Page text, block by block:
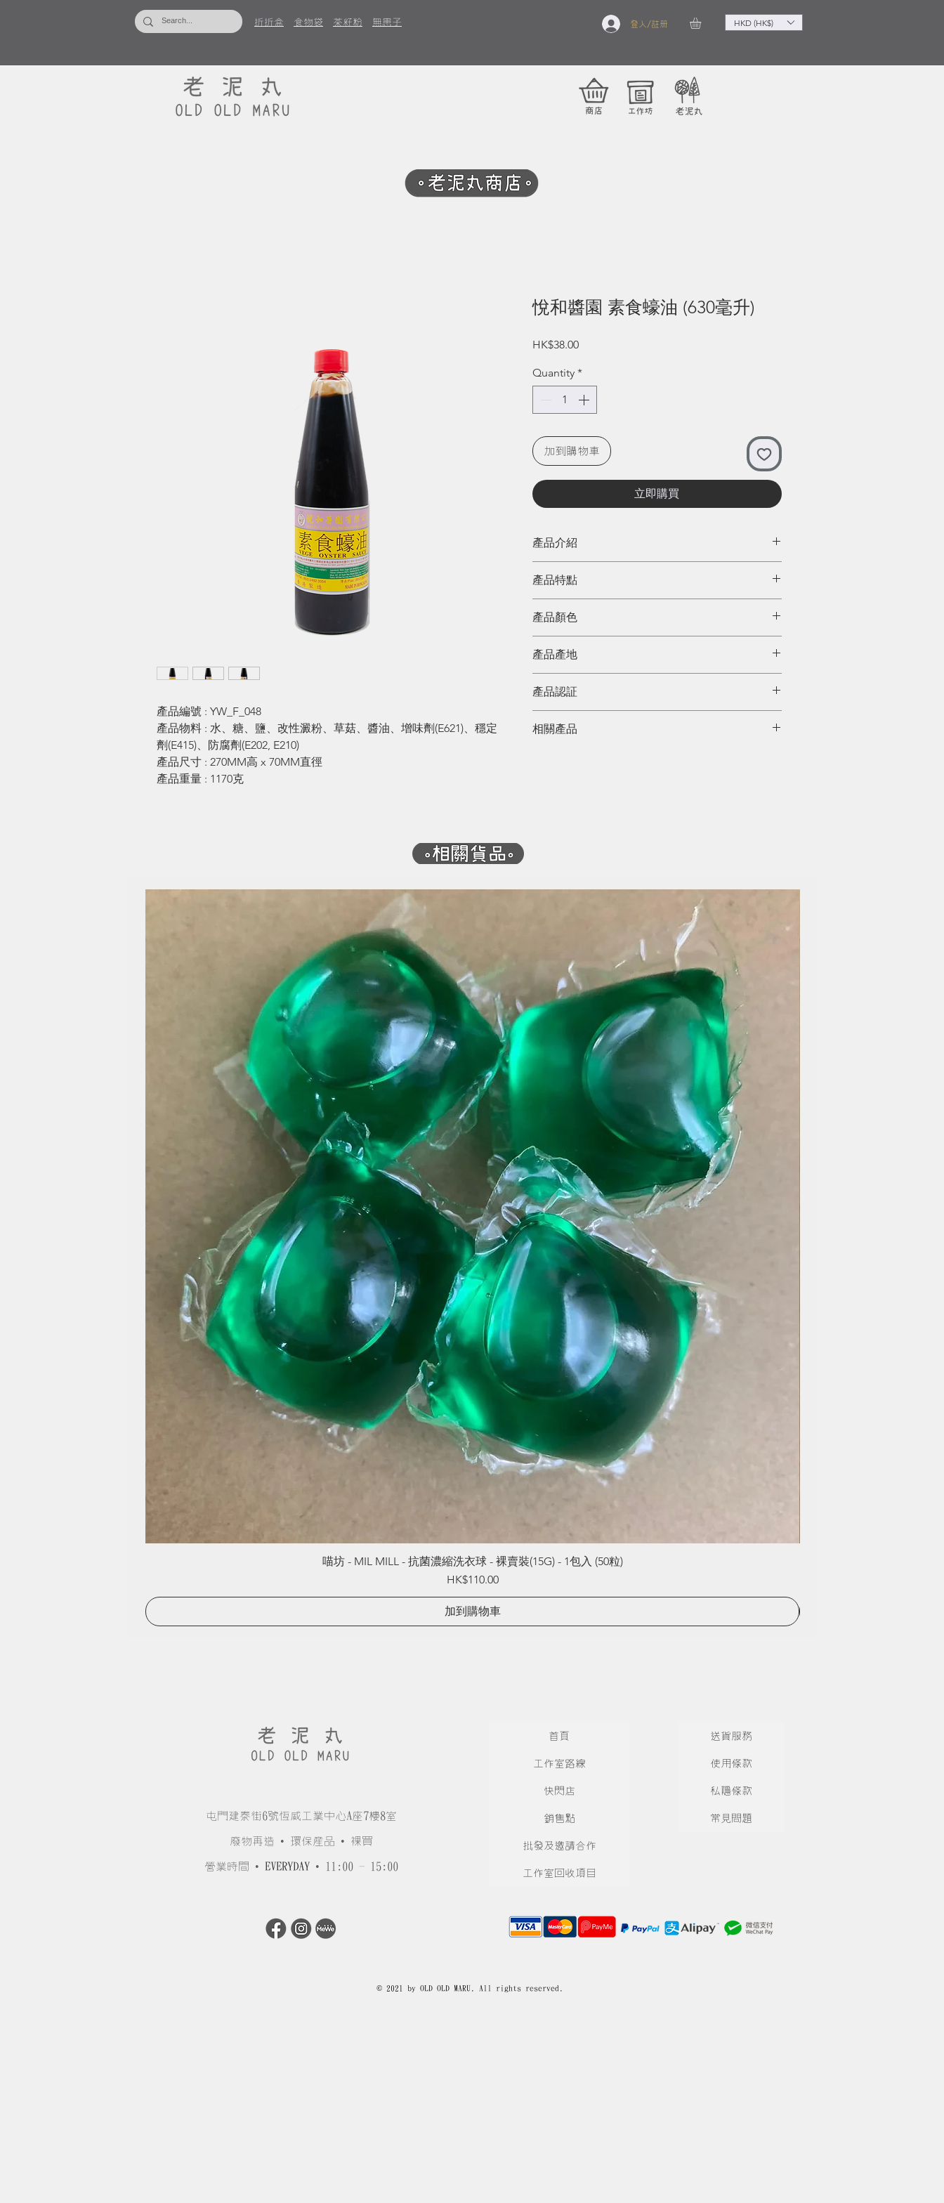
折折盒 食物袋 茶籽粉 無患子 登入/註冊 HKD (HK$)
產品編號 : YW_F_048
產品物料 : 水、糖、鹽、改性澱粉、草菇、醬油、增味劑(E621)、穩定
劑(E415)、防腐劑(E202, E210)
產品尺寸 : 270MM高 x 70MM直徑
產品重量 : 1170克
悅和醬園 素食蠔油 (630毫升)
HK$38.00Price
Quantity *
加到購物車
立即購買
產品介紹
年成立於香港。是本港獨有自置蒸釀酒房的醬園，
自行生產各類酒、醋、豉油及各類調味品供應本港
各行業，至今已歷大半世紀。堅持香港製造，並採
用傳統古法天然生曬方法釀造醬油。
產品特點
及各種素菜。
產品顏色
產品產地
產品認証
相關產品
喵坊 - MIL MILL - 抗菌濃縮洗衣球 - 裸賣裝(15G) - 1包入 (50粒)
Price
HK$110.00
加到購物車
屯門建泰街6號恆威工業中心A座7樓8室
廢物再造 • 環保產品 • 裸買
營業時間 • EVERYDAY• 11:00 - 15:00
首頁
工作室路線
快閃店
銷售點
批發及邀請合作
工作室回收項目
送貨服務
使用條款
私隱條款
常見問題
© 2021 by OLD OLD MARU. All rights reserved.